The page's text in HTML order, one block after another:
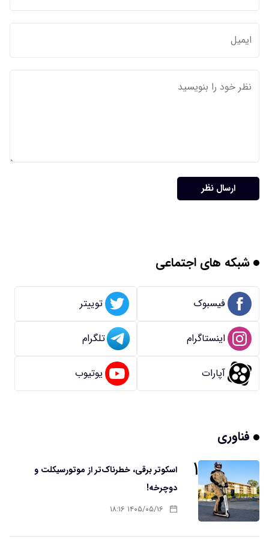
ارسال نظر
شبکه های اجتماعی
فیسبوک توییتر
اینستاگرام تلگرام
آپارات یوتیوب
فناوری
۱
اسکوتر برقی، خطرناک‌تر از موتورسیکلت و
دوچرخه!
۱۴۰۵/۰۵/۱۶ ۱۸:۱۶